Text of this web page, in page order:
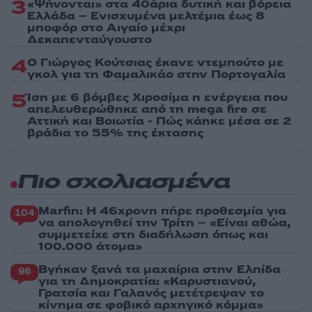
3«Ψήνονται» στα 40άρια δυτική και βόρεια
Ελλάδα – Ενισχυμένα μελτέμια έως 8
μποφόρ στο Αιγαίο μέχρι
Δεκαπενταύγουστο
4Ο Γιώργος Κούτσιας έκανε ντεμπούτο με
γκολ για τη Φαμαλικάο στην Πορτογαλία
5Ίση με 6 βόμβες Χιροσίμα η ενέργεια που
απελευθερώθηκε από τη mega fire σε
Αττική και Βοιωτία - Πώς κάηκε μέσα σε 2
βράδια το 55% της έκτασης
Πιο σχολιασμένα
104 Marfin: Η 46χρονη πήρε προθεσμία για
να απολογηθεί την Τρίτη – «Είναι αθώα,
συμμετείχε στη διαδήλωση όπως και
100.000 άτομα»
96 Βγήκαν ξανά τα μαχαίρια στην Ελπίδα
για τη Δημοκρατία: «Καρυστιανού,
Γρατσία και Γαλανός μετέτρεψαν το
κίνημα σε φοβικό αρχηγικό κόμμα»